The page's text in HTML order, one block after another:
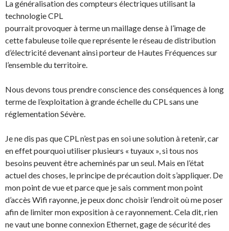
La généralisation des compteurs électriques utilisant la
technologie CPL
pourrait provoquer à terme un maillage dense à l’image de
cette fabuleuse toile que représente le réseau de distribution
d’électricité devenant ainsi porteur de Hautes Fréquences sur
l’ensemble du territoire.
Nous devons tous prendre conscience des conséquences à long
terme de l’exploitation à grande échelle du CPL sans une
réglementation Sévère.
Je ne dis pas que CPL n’est pas en soi une solution à retenir, car
en effet pourquoi utiliser plusieurs « tuyaux », si tous nos
besoins peuvent être acheminés par un seul. Mais en l’état
actuel des choses, le principe de précaution doit s’appliquer. De
mon point de vue et parce que je sais comment mon point
d’accès Wifi rayonne, je peux donc choisir l’endroit où me poser
afin de limiter mon exposition à ce rayonnement. Cela dit, rien
ne vaut une bonne connexion Ethernet, gage de sécurité des